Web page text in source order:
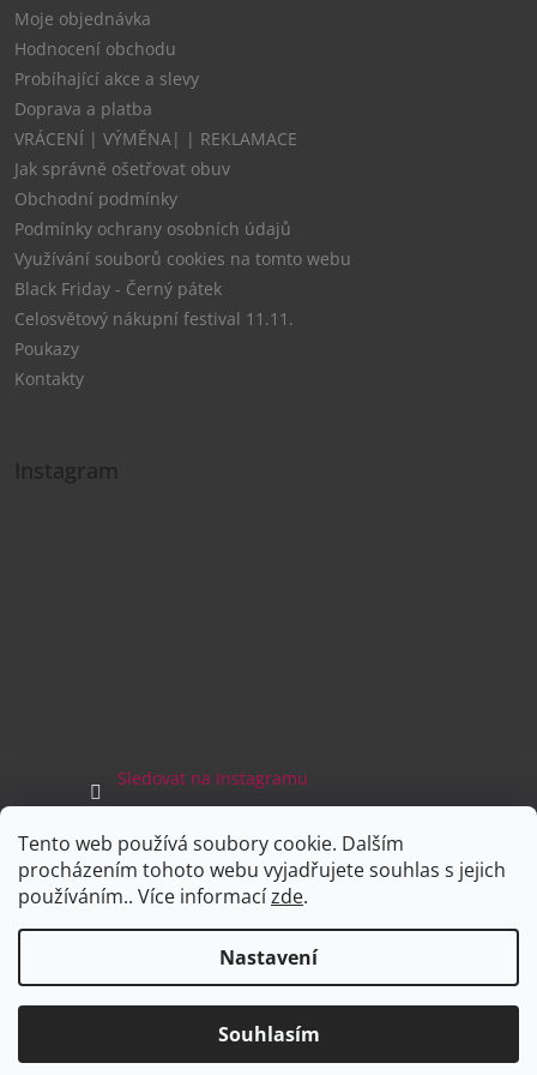
Tento web používá soubory cookie. Dalším
procházením tohoto webu vyjadřujete souhlas s jejich
používáním.. Více informacízde.
Nastavení
Souhlasím
Moje objednávka
Hodnocení obchodu
Probíhající akce a slevy
Doprava a platba
VRÁCENÍ | VÝMĚNA| | REKLAMACE
Jak správně ošetřovat obuv
Obchodní podmínky
Podmínky ochrany osobních údajů
Využívání souborů cookies na tomto webu
Black Friday - Černý pátek
Celosvětový nákupní festival 11.11.
Poukazy
Kontakty
Instagram
Sledovat na Instagramu
Facebook
Vytvořil Shoptet
Copyright 2026Sboty.cz. Všechna práva vyhrazena.